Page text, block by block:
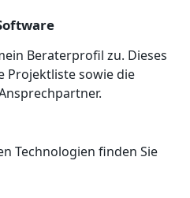
Berater­profil zu. Dieses
Projekt­liste sowie die
Techno­logien finden Sie